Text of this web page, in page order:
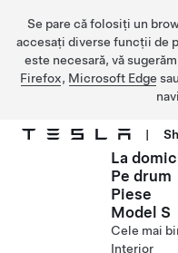
Se pare că folosiți un
accesați diverse funcții de
este necesară, vă
Firefox, Microsoft Edge sau
Treceți la conținutul principal
|
La
Pe drum
Piese
Model S
Cele mai
Interior